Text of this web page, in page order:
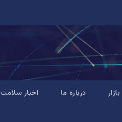
بازار درباره ما اخبار سلامت